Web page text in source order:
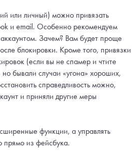
или личный) можно привязать
и email. Особенно рекомендуем
Зачем? Вам будет проще
блокировки. Кроме того, привязки
(если вы не спамер и чтите
бывали случаи «угона» хороших,
справедливость можно,
и приняли другие меры
функции, а управлять
прямо из фейсбука.